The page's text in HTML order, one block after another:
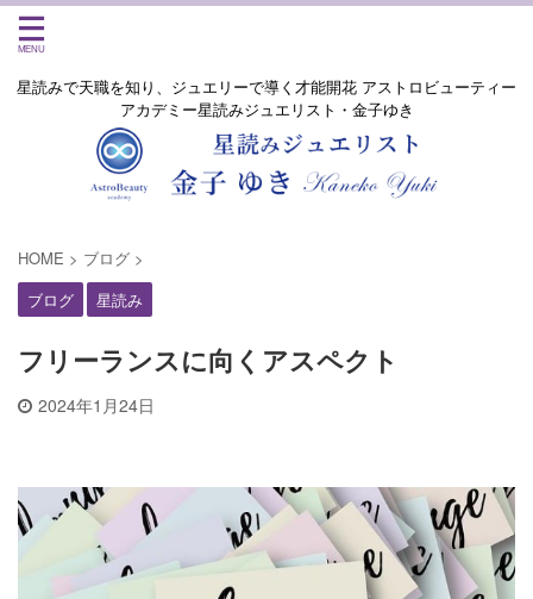
星読みで天職を知り、ジュエリーで導く才能開花 アストロビューティー
アカデミー星読みジュエリスト・金子ゆき
HOME > ブログ >
ブログ
星読み
フリーランスに向くアスペクト
2024年1月24日